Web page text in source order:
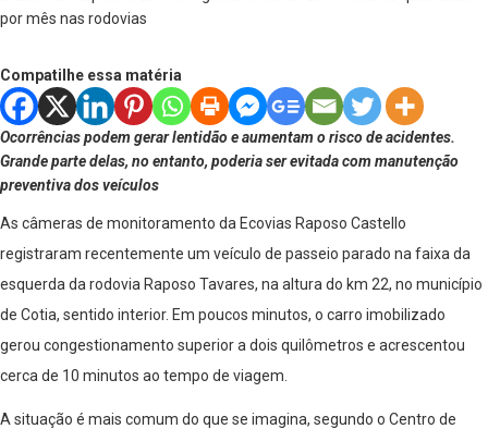
Compatilhe essa matéria
Ocorrências podem gerar lentidão e aumentam o risco de acidentes.
Grande parte delas, no entanto, poderia ser evitada com manutenção
preventiva dos veículos
As câmeras de monitoramento da Ecovias Raposo Castello
registraram recentemente um veículo de passeio parado na faixa da
esquerda da rodovia Raposo Tavares, na altura do km 22, no município
de Cotia, sentido interior. Em poucos minutos, o carro imobilizado
gerou congestionamento superior a dois quilômetros e acrescentou
cerca de 10 minutos ao tempo de viagem.
A situação é mais comum do que se imagina, segundo o Centro de